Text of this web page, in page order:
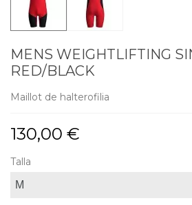
MENS WEIGHTLIFTING
RED/BLACK
Maillot de halterofilia
130,00 €
Talla